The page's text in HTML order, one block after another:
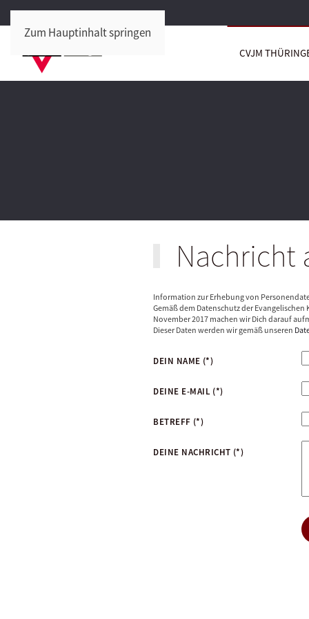
Zum Hauptinhalt springen
CVJM
Nachricht
Information zur Erhebung von
Gemäß dem Datenschutz der Evangelischen
November 2017 machen wir Dich darauf
Dieser Daten werden wir gemäß unseren
DEIN NAME (*)
DEINE E-MAIL (*)
BETREFF (*)
DEINE NACHRICHT (*)